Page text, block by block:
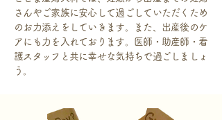
さんやご家族に安心して過ごしていただくため
のお力添えをしていきます。また、出産後のケ
アにも力を入れております。医師・助産師・看
護スタッフと共に幸せな気持ちで過ごしましょ
う。